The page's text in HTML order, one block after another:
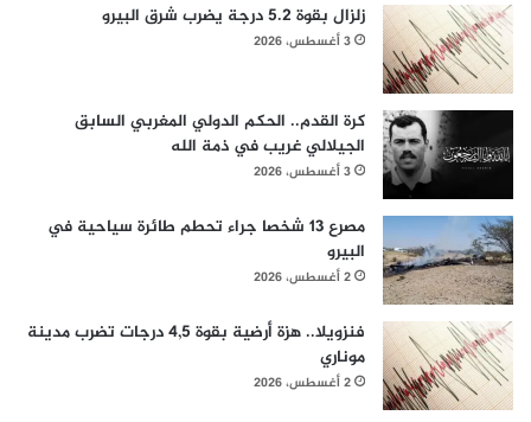
زلزال بقوة 5.2 درجة يضرب شرق البيرو
3 أغسطس، 2026
كرة القدم.. الحكم الدولي المغربي السابق
الجيلالي غريب في ذمة الله
3 أغسطس، 2026
مصرع 13 شخصا جراء تحطم طائرة سياحية في
البيرو
2 أغسطس، 2026
فنزويلا.. هزة أرضية بقوة 4,5 درجات تضرب مدينة
موناري
2 أغسطس، 2026